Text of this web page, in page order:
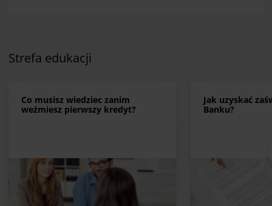
Strefa edukacji
Co musisz wiedziec zanim
weźmiesz pierwszy kredyt?
Jak uzyskać
Banku?